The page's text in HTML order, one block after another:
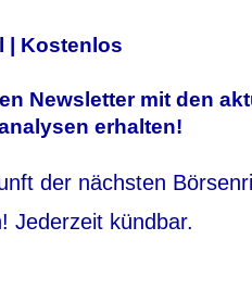
| Kostenlos
Newsletter mit den
erhalten!
der nächsten
Jederzeit kündbar.